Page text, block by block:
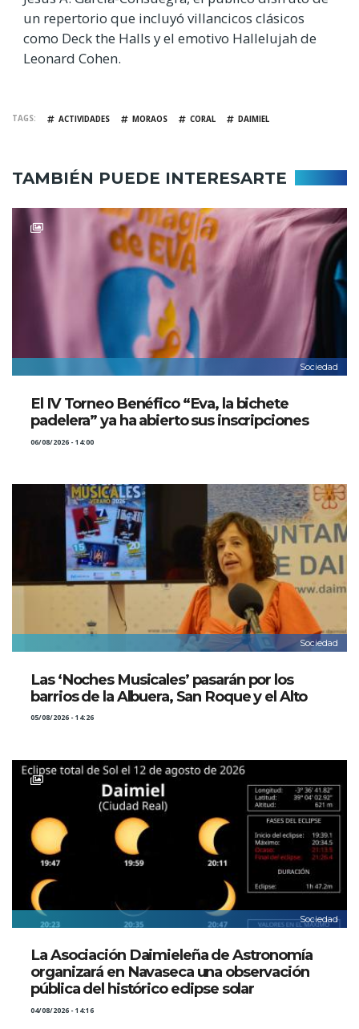
un repertorio que incluyó villancicos clásicos
como Deck the Halls y el emotivo Hallelujah de
Leonard Cohen.
TAGS ACTIVIDADES MORAOS CORAL DAIMIEL
TAMBIÉN PUEDE INTERESARTE
Sociedad
El IV Torneo Benéfico “Eva, la bichete
padelera” ya ha abierto sus inscripciones
06/08/2026 - 14:00
Sociedad
Las ‘Noches Musicales’ pasarán por los
barrios de la Albuera, San Roque y el Alto
05/08/2026 - 14:26
Sociedad
La Asociación Daimieleña de Astronomía
organizará en Navaseca una observación
pública del histórico eclipse solar
04/08/2026 - 14:16